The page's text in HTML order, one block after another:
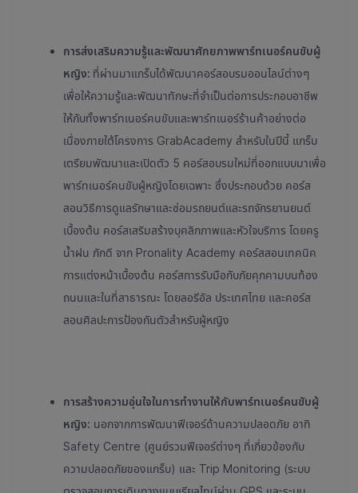
การส่งเสริมความรู้และพัฒนาศักยภาพพาร์ทเนอร์คนขับผู้
หญิง: ที่ผ่านมาแกร็บได้พัฒนาคอร์สอบรมออนไลน์ต่างๆ
เพื่อให้ความรู้และพัฒนาทักษะที่จำเป็นต่อการประกอบอาชีพ
ให้กับทั้งพาร์ทเนอร์คนขับและพาร์ทเนอร์ร้านค้าอย่างต่อ
เนื่องภายใต้โครงการ GrabAcademy สำหรับในปีนี้ แกร็บ
เตรียมพัฒนาและเปิดตัว 5 คอร์สอบรมใหม่ที่ออกแบบมาเพื่อ
พาร์ทเนอร์คนขับผู้หญิงโดยเฉพาะ ซึ่งประกอบด้วย คอร์ส
สอนวิธีการดูแลรักษาและซ่อมรถยนต์และรถจักรยานยนต์
เบื้องต้น คอร์สเสริมสร้างบุคลิกภาพและหัวใจบริการ โดยครู
น้ำฝน ภักดี จาก Pronality Academy คอร์สสอนเทคนิค
การแต่งหน้าเบื้องต้น คอร์สการรับมือกับภัยคุกคามบนท้อง
ถนนและในที่สาธารณะ โดยลอรีอัล ประเทศไทย และคอร์ส
สอนศิลปะการป้องกันตัวสำหรับผู้หญิง
การสร้างความอุ่นใจในการทำงานให้กับพาร์ทเนอร์คนขับผู้
หญิง: นอกจากการพัฒนาฟีเจอร์ด้านความปลอดภัย อาทิ
Safety Centre (ศูนย์รวมฟีเจอร์ต่างๆ ที่เกี่ยวข้องกับ
ความปลอดภัยของแกร็บ) และ Trip Monitoring (ระบบ